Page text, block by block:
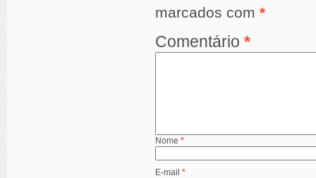
marcados com *
Comentário *
Nome *
E-mail *